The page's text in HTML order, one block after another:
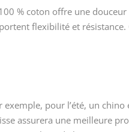
% coton offre une
flexibilité et résistance.
pour l’été, un chino
assurera une meilleure